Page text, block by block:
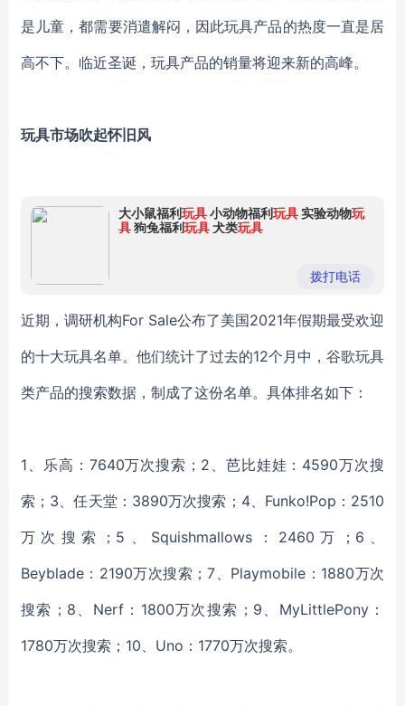
是儿童，都需要消遣解闷，因此玩具产品的热度一直是居
高不下。临近圣诞，玩具产品的销量将迎来新的高峰。
玩具市场吹起怀旧风
大小鼠福利玩具小动物福利玩具实验动物玩
具狗兔福利玩具犬类玩具
拨打电话
近期，调研机构For Sale公布了美国2021年假期最受欢迎
的十大玩具名单。他们统计了过去的12个月中，谷歌玩具
类产品的搜索数据，制成了这份名单。具体排名如下：
1、 乐高： 7640万次搜索 ； 2、 芭比娃娃： 4590万次搜
索 ； 3、任天堂： 3890万次搜索 ； 4、 Funko!Pop：2510
万次搜索
； 5、 Squishmallows：2460万 ； 6、
Beyblade：2190万次搜索 ；7、 Playmobile：1880万次
搜索 ； 8、 Nerf：1800万次搜索 ； 9、 MyLittlePony：
1780万次搜索 ； 10、 Uno：1770万次搜索。